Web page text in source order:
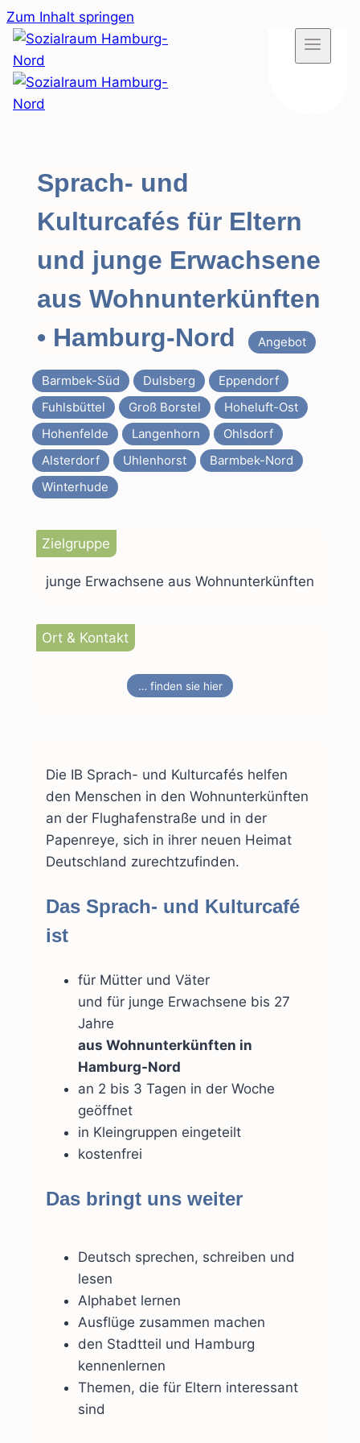
Zum Inhalt springen
Sprach- und
Kulturcafés für Eltern
und junge Erwachsene
aus Wohnunterkünften
• Hamburg-Nord
Angebot
Barmbek-Süd Dulsberg
Eppendorf
Fuhlsbüttel
Groß Borstel
Hoheluft-Ost
Hohenfelde
Langenhorn
Ohlsdorf
Alsterdorf
Uhlenhorst
Barmbek-Nord
Winterhude
Die IB Sprach- und Kulturcafés helfen
den Menschen in den Wohnunterkünften
an der Flughafenstraße und in der
Papenreye, sich in ihrer neuen Heimat
Deutschland zurechtzufinden.
Das Sprach- und Kulturcafé
ist
für Mütter und Väter
und für junge Erwachsene bis 27
Jahre
aus Wohnunterkünften in
Hamburg-Nord
an 2 bis 3 Tagen in der Woche
geöffnet
in Kleingruppen eingeteilt
kostenfrei
Das bringt uns weiter
Deutsch sprechen, schreiben und
lesen
Alphabet lernen
Ausflüge zusammen machen
den Stadtteil und Hamburg
kennenlernen
Themen, die für Eltern interessant
sind
Zielgruppe
junge Erwachsene aus Wohnunterkünften
Ort & Kontakt
… finden sie hier